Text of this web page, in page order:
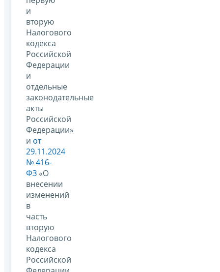
и
вторую
Налогового
кодекса
Российской
Федерации
и
отдельные
законодательные
акты
Российской
Федерации»
и от
29.11.2024
№ 416-
ФЗ «О
внесении
изменений
в
часть
вторую
Налогового
кодекса
Российской